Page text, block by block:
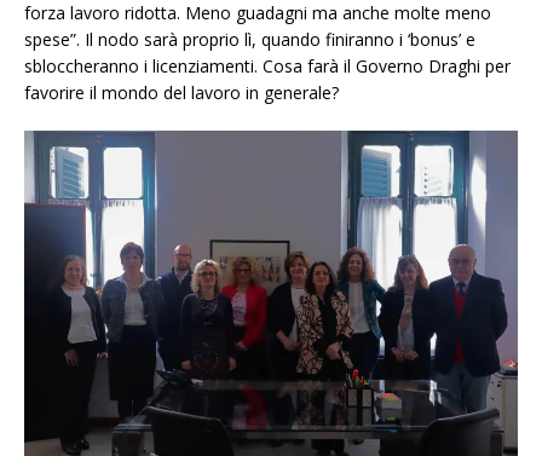
forza lavoro ridotta. Meno guadagni ma anche molte meno
spese”. Il nodo sarà proprio lì, quando finiranno i ‘bonus’ e
sbloccheranno i licenziamenti. Cosa farà il Governo Draghi per
favorire il mondo del lavoro in generale?